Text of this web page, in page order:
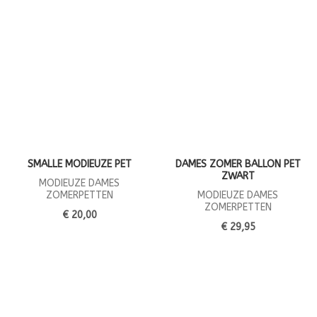
SMALLE MODIEUZE PET
MODIEUZE DAMES
ZOMERPETTEN
€ 20,00
DAMES ZOMER BALLON PET
ZWART
MODIEUZE DAMES
ZOMERPETTEN
€ 29,95